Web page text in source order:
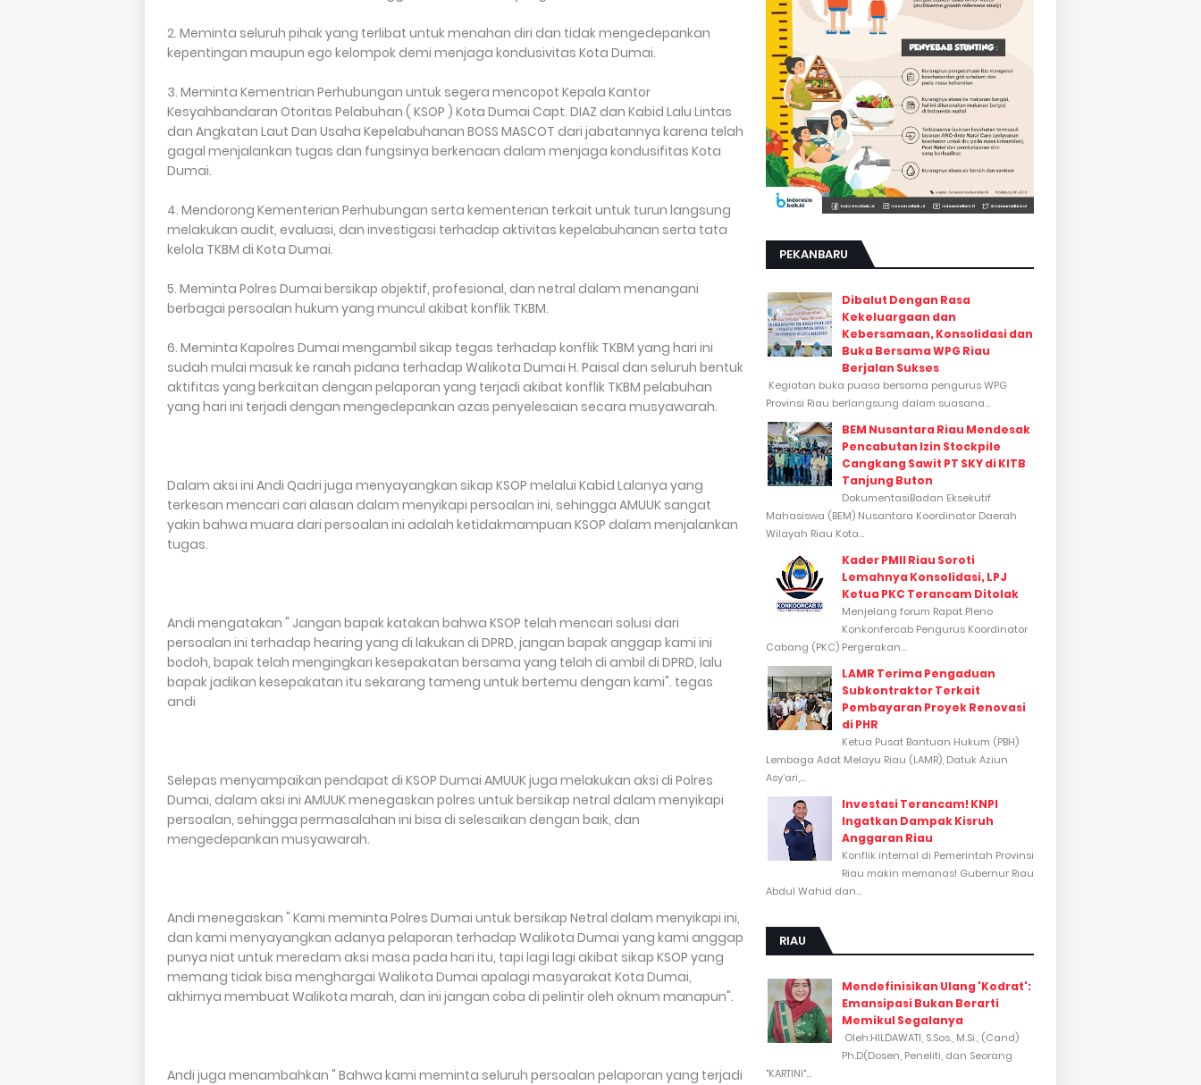
2. Meminta seluruh pihak yang terlibat untuk menahan diri dan tidak mengedepankan
kepentingan maupun ego kelompok demi menjaga kondusivitas Kota Dumai.
3. Meminta Kementrian Perhubungan untuk segera mencopot Kepala Kantor
Kesyahbandaran Otoritas Pelabuhan ( KSOP ) Kota Dumai Capt. DIAZ dan Kabid Lalu Lintas
dan Angkatan Laut Dan Usaha Kepelabuhanan BOSS MASCOT dari jabatannya karena telah
gagal menjalankan tugas dan fungsinya berkenaan dalam menjaga kondusifitas Kota
Dumai.
4. Mendorong Kementerian Perhubungan serta kementerian terkait untuk turun langsung
melakukan audit, evaluasi, dan investigasi terhadap aktivitas kepelabuhanan serta tata
kelola TKBM di Kota Dumai.
5. Meminta Polres Dumai bersikap objektif, profesional, dan netral dalam menangani
berbagai persoalan hukum yang muncul akibat konflik TKBM.
6. Meminta Kapolres Dumai mengambil sikap tegas terhadap konflik TKBM yang hari ini
sudah mulai masuk ke ranah pidana terhadap Walikota Dumai H. Paisal dan seluruh bentuk
aktifitas yang berkaitan dengan pelaporan yang terjadi akibat konflik TKBM pelabuhan
yang hari ini terjadi dengan mengedepankan azas penyelesaian secara musyawarah.
Dalam aksi ini Andi Qadri juga menyayangkan sikap KSOP melalui Kabid Lalanya yang
terkesan mencari cari alasan dalam menyikapi persoalan ini, sehingga AMUUK sangat
yakin bahwa muara dari persoalan ini adalah ketidakmampuan KSOP dalam menjalankan
tugas.
Andi mengatakan " Jangan bapak katakan bahwa KSOP telah mencari solusi dari
persoalan ini terhadap hearing yang di lakukan di DPRD, jangan bapak anggap kami ini
bodoh, bapak telah mengingkari kesepakatan bersama yang telah di ambil di DPRD, lalu
bapak jadikan kesepakatan itu sekarang tameng untuk bertemu dengan kami". tegas
andi
Selepas menyampaikan pendapat di KSOP Dumai AMUUK juga melakukan aksi di Polres
Dumai, dalam aksi ini AMUUK menegaskan polres untuk bersikap netral dalam menyikapi
persoalan, sehingga permasalahan ini bisa di selesaikan dengan baik, dan
mengedepankan musyawarah.
Andi menegaskan " Kami meminta Polres Dumai untuk bersikap Netral dalam menyikapi ini,
dan kami menyayangkan adanya pelaporan terhadap Walikota Dumai yang kami anggap
punya niat untuk meredam aksi masa pada hari itu, tapi lagi lagi akibat sikap KSOP yang
memang tidak bisa menghargai Walikota Dumai apalagi masyarakat Kota Dumai,
akhirnya membuat Walikota marah, dan ini jangan coba di pelintir oleh oknum manapun".
Andi juga menambahkan " Bahwa kami meminta seluruh persoalan pelaporan yang terjadi
PEKANBARU
Dibalut Dengan Rasa
Kekeluargaan dan
Kebersamaan, Konsolidasi dan
Buka Bersama WPG Riau
Berjalan Sukses
Kegiatan buka puasa bersama pengurus WPG
Provinsi Riau berlangsung dalam suasana...
BEM Nusantara Riau Mendesak
Pencabutan Izin Stockpile
Cangkang Sawit PT SKY di KITB
Tanjung Buton
DokumentasiBadan Eksekutif
Mahasiswa (BEM) Nusantara Koordinator Daerah
Wilayah Riau Kota...
Kader PMII Riau Soroti
Lemahnya Konsolidasi, LPJ
Ketua PKC Terancam Ditolak
Menjelang forum Rapat Pleno
Konkonfercab Pengurus Koordinator
Cabang (PKC) Pergerakan...
LAMR Terima Pengaduan
Subkontraktor Terkait
Pembayaran Proyek Renovasi
di PHR
Ketua Pusat Bantuan Hukum (PBH)
Lembaga Adat Melayu Riau (LAMR), Datuk Aziun
Asy’ari,...
Investasi Terancam! KNPI
Ingatkan Dampak Kisruh
Anggaran Riau
Konflik internal di Pemerintah Provinsi
Riau makin memanas! Gubernur Riau
Abdul Wahid dan...
RIAU
Mendefinisikan Ulang 'Kodrat':
Emansipasi Bukan Berarti
Memikul Segalanya
Oleh:HILDAWATI, S.Sos., M.Si., (Cand)
Ph.D(Dosen, Peneliti, dan Seorang
"KARTINI"...